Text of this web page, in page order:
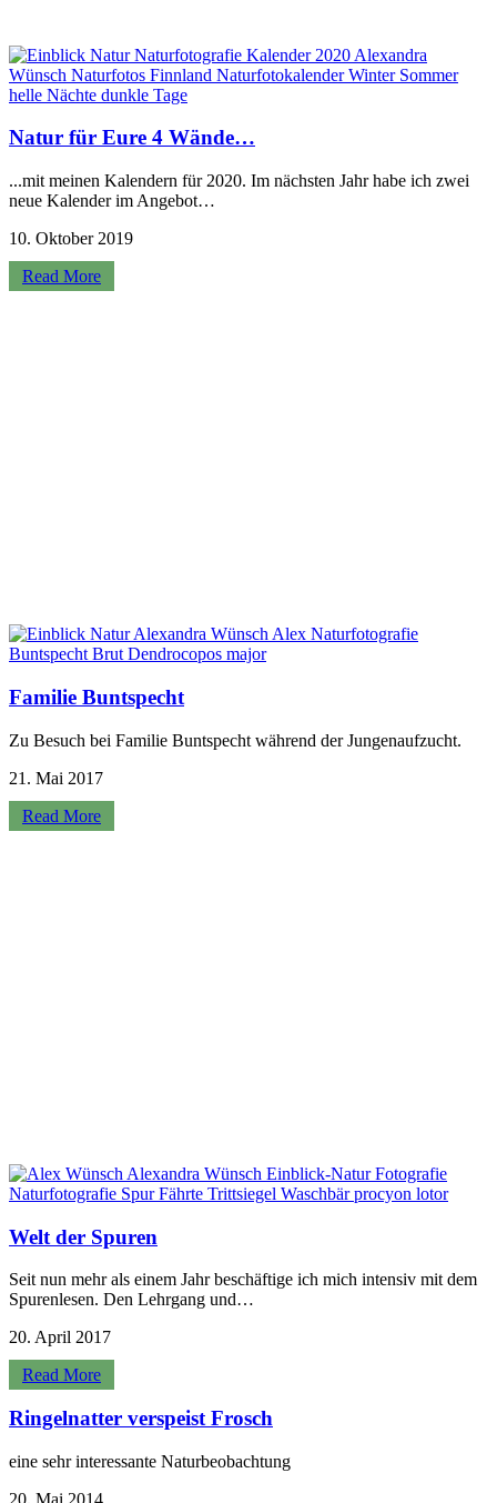
Natur für Eure 4 Wände…
...mit meinen Kalendern für 2020. Im nächsten Jahr habe ich zwei
neue Kalender im Angebot…
10. Oktober 2019
Read More
Familie Buntspecht
Zu Besuch bei Familie Buntspecht während der Jungenaufzucht.
21. Mai 2017
Read More
Welt der Spuren
Seit nun mehr als einem Jahr beschäftige ich mich intensiv mit dem
Spurenlesen. Den Lehrgang und…
20. April 2017
Read More
Ringelnatter verspeist Frosch
eine sehr interessante Naturbeobachtung
20. Mai 2014